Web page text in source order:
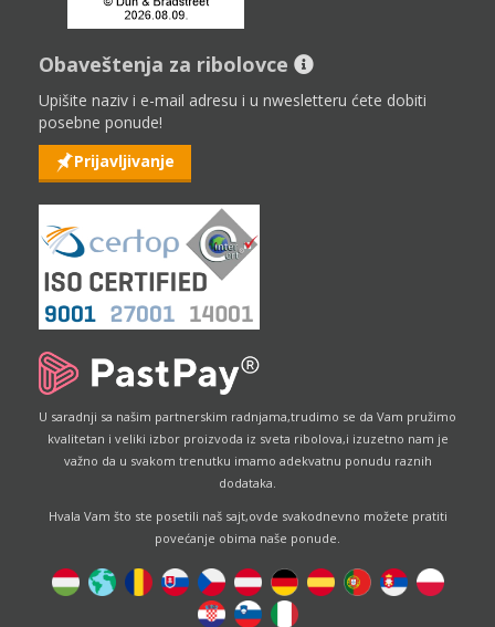
Obaveštenja za ribolovce
Upišite naziv i e-mail adresu i u nwesletteru ćete dobiti
posebne ponude!
Prijavljivanje
U saradnji sa našim partnerskim radnjama,trudimo se da Vam pružimo
kvalitetan i veliki izbor proizvoda iz sveta ribolova,i izuzetno nam je
važno da u svakom trenutku imamo adekvatnu ponudu raznih
dodataka.
Hvala Vam što ste posetili naš sajt,ovde svakodnevno možete pratiti
povećanje obima naše ponude.